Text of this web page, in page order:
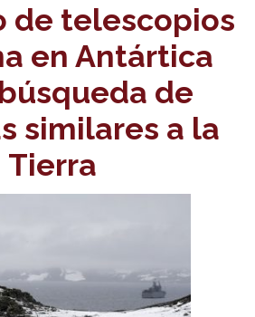
de telescopios
en Antártica
de
similares a la
Tierra